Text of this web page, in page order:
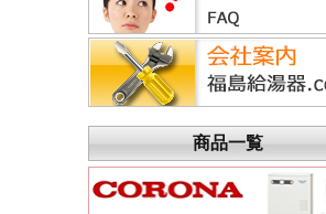
商品一覧